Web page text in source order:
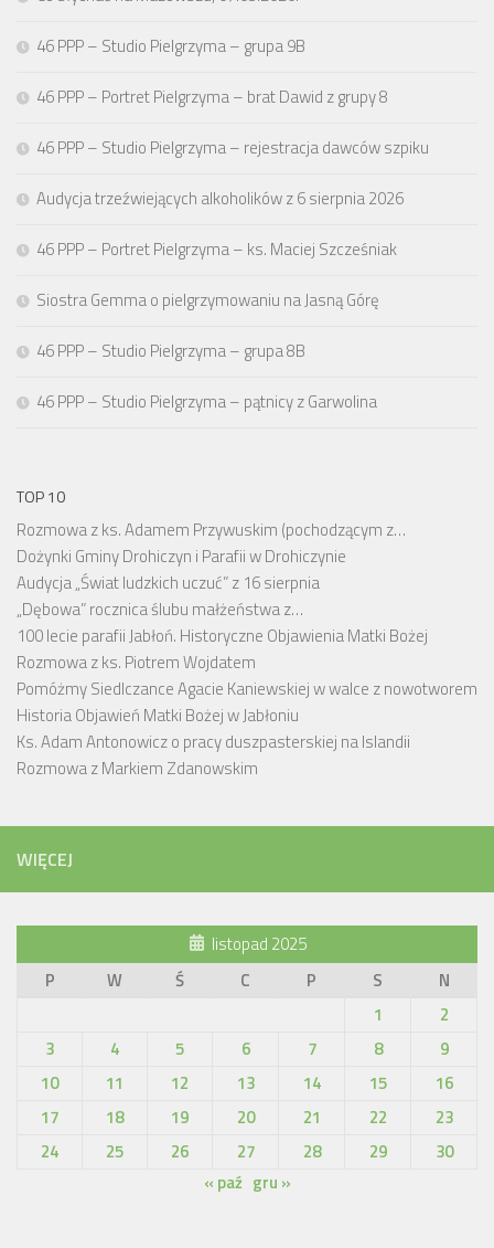
46 PPP – Studio Pielgrzyma – grupa 9B
46 PPP – Portret Pielgrzyma – brat Dawid z grupy 8
46 PPP – Studio Pielgrzyma – rejestracja dawców szpiku
Audycja trzeźwiejących alkoholików z 6 sierpnia 2026
46 PPP – Portret Pielgrzyma – ks. Maciej Szcześniak
Siostra Gemma o pielgrzymowaniu na Jasną Górę
46 PPP – Studio Pielgrzyma – grupa 8B
46 PPP – Studio Pielgrzyma – pątnicy z Garwolina
TOP 10
Rozmowa z ks. Adamem Przywuskim (pochodzącym z…
Dożynki Gminy Drohiczyn i Parafii w Drohiczynie
Audycja „Świat ludzkich uczuć” z 16 sierpnia
„Dębowa” rocznica ślubu małżeństwa z…
100 lecie parafii Jabłoń. Historyczne Objawienia Matki Bożej
Rozmowa z ks. Piotrem Wojdatem
Pomóżmy Siedlczance Agacie Kaniewskiej w walce z nowotworem
Historia Objawień Matki Bożej w Jabłoniu
Ks. Adam Antonowicz o pracy duszpasterskiej na Islandii
Rozmowa z Markiem Zdanowskim
WIĘCEJ
listopad 2025
P
W Ś C P S
N
1
2
3
4 5 6 7 8
9
10
11 12 13 14 15
16
17
18 19 20 21 22
23
24
25 26 27 28 29
30
« paź gru »